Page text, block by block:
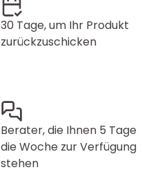
30 Tage, um Ihr Produkt
zurückzuschicken
Berater, die Ihnen 5 Tage
die Woche zur Verfügung
stehen